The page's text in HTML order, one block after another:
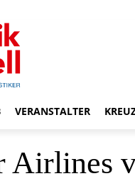
VERANSTALTER
Airlines